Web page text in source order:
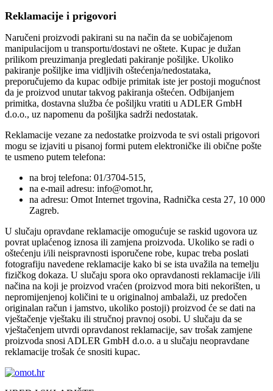
Reklamacije i prigovori
Naručeni proizvodi pakirani su na način da se uobičajenom
manipulacijom u transportu/dostavi ne oštete. Kupac je dužan
prilikom preuzimanja pregledati pakiranje pošiljke. Ukoliko
pakiranje pošiljke ima vidljivih oštećenja/nedostataka,
preporučujemo da kupac odbije primitak iste jer postoji mogućnost
da je proizvod unutar takvog pakiranja oštećen. Odbijanjem
primitka, dostavna služba će pošiljku vratiti u ADLER GmbH
d.o.o., uz napomenu da pošiljka sadrži nedostatak.
Reklamacije vezane za nedostatke proizvoda te svi ostali prigovori
mogu se izjaviti u pisanoj formi putem elektroničke ili obične pošte
te usmeno putem telefona:
na broj telefona: 01/3704-515,
na e-mail adresu: info@omot.hr,
na adresu: Omot Internet trgovina, Radnička cesta 27, 10 000
Zagreb.
U slučaju opravdane reklamacije omogućuje se raskid ugovora uz
povrat uplaćenog iznosa ili zamjena proizvoda. Ukoliko se radi o
oštećenju i/ili neispravnosti isporučene robe, kupac treba poslati
fotografiju navedene reklamacije kako bi se ista uvažila na temelju
fizičkog dokaza. U slučaju spora oko opravdanosti reklamacije i/ili
načina na koji je proizvod vraćen (proizvod mora biti nekorišten, u
nepromijenjenoj količini te u originalnoj ambalaži, uz predočen
originalan račun i jamstvo, ukoliko postoji) proizvod će se dati na
vještačenje vještaku ili stručnoj pravnoj osobi. U slučaju da se
vještačenjem utvrdi opravdanost reklamacije, sav trošak zamjene
proizvoda snosi ADLER GmbH d.o.o. a u slučaju neopravdane
reklamacije trošak će snositi kupac.